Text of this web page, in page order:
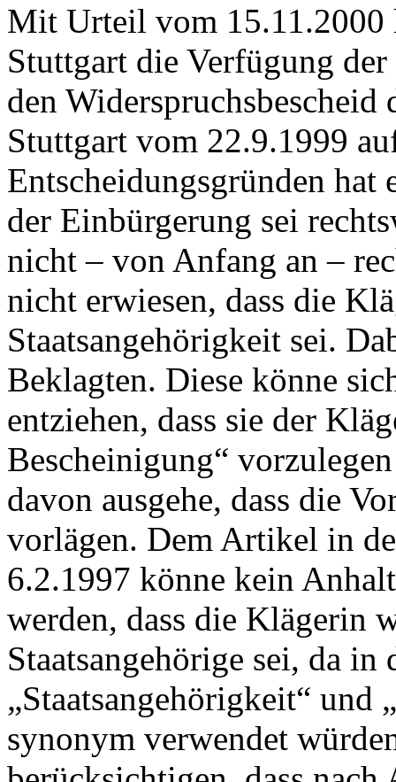
Mit Urteil vom 15.11.2000
Stuttgart die Verfügung
den Widerspruchsbescheid
Stuttgart vom 22.9.1999
Entscheidungsgründen hat
der Einbürgerung sei
nicht – von Anfang an –
nicht erwiesen, dass die
Staatsangehörigkeit sei.
Beklagten. Diese könne
entziehen, dass sie der
Bescheinigung“
davon ausgehe, dass die
vorlägen. Dem Artikel in
6.2.1997 könne kein
werden, dass die Klägerin
Staatsangehörige sei, da
„Staatsangehörigkeit“ und
synonym verwendet